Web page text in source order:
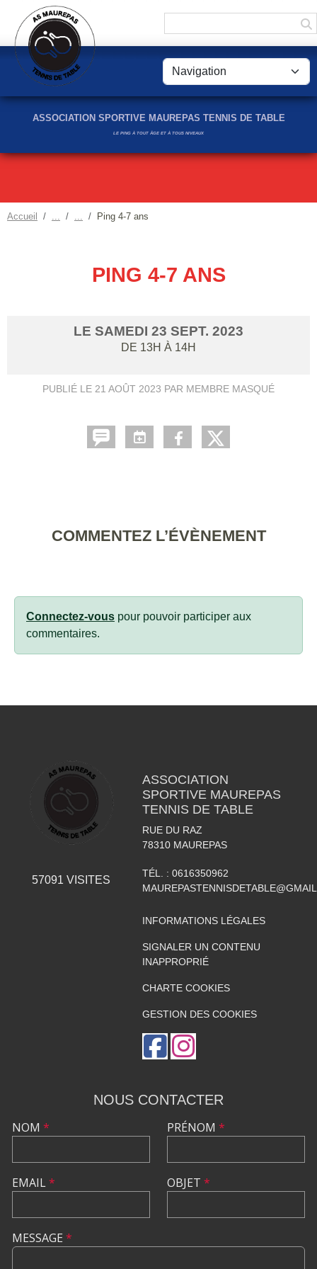
ASSOCIATION SPORTIVE MAUREPAS TENNIS DE TABLE
LE PING À TOUT ÂGE ET À TOUS NIVEAUX
Accueil Ping 4-7 ans
PING 4-7 ANS
LE SAMEDI 23 SEPT. 2023
DE 13H À 14H
PUBLIÉ LE 21 AOÛT 2023 PAR MEMBRE MASQUÉ
COMMENTEZ L’ÉVÈNEMENT
Connectez-vous pour pouvoir participer aux
commentaires.
57091 VISITES
ASSOCIATION
SPORTIVE MAUREPAS
TENNIS DE TABLE
RUE DU RAZ
78310 MAUREPAS
TÉL. : 0616350962
INFORMATIONS LÉGALES
SIGNALER UN CONTENU
INAPPROPRIÉ
CHARTE COOKIES
GESTION DES COOKIES
NOUS CONTACTER
NOM *
EMAIL*
PRÉNOM *
OBJET *
MESSAGE *
Panneau de gestion des cookies